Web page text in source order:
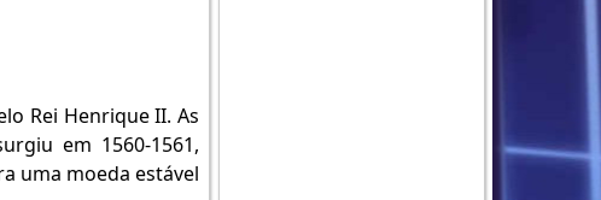
Rei Henrique II. As
em 1560-1561,
uma moeda estável